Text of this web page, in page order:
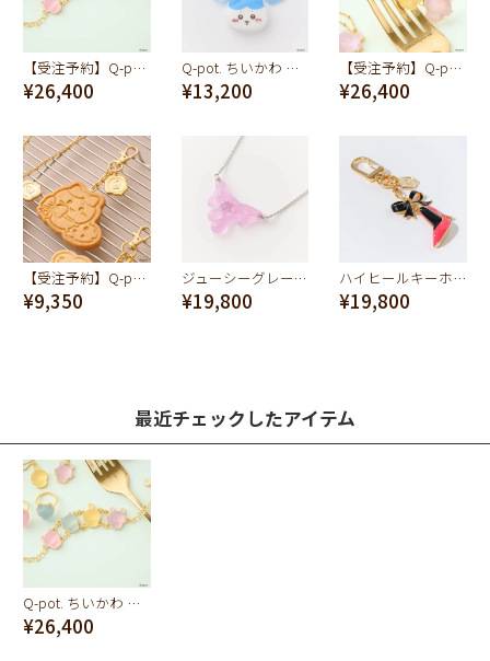
【受注予約】Q-pot. ちいかわ パートドゥフリュイ ブレスレット (みんな)
¥26,400
Q-pot. ちいかわ マカロン ネックレス（ハチワレ）
¥13,200
【受注予約】Q-pot. ちいかわ パートドゥフリュイ ブローチ (みんな)
¥26,400
【受注予約】Q-pot. ちいかわ プレーンクッキー バッグチャーム（ハチワレ）
¥9,350
ジューシーグレープ メルトネックレス
¥19,800
ハイヒールキーホルダー
¥19,800
最近チェックしたアイテム
Q-pot. ちいかわ パートドゥフリュイ ブレスレット (みんな)
¥26,400